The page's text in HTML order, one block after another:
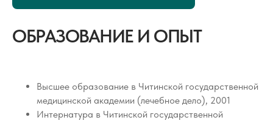
ОБРАЗОВАНИЕ И ОПЫТ
Высшее образование в Читинской государственной
медицинской академии (лечебное дело), 2001
Интернатура в Читинской государственной